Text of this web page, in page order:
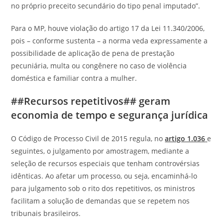
no próprio preceito secundário do tipo penal imputado”.
Para o MP, houve violação do artigo 17 da Lei 11.340/2006,
pois – conforme sustenta – a norma veda expressamente a
possibilidade de aplicação de pena de prestação
pecuniária, multa ou congênere no caso de violência
doméstica e familiar contra a mulher.
##Recursos repetitivos## geram
economia de tempo e segurança jurídica
O Código de Processo Civil de 2015 regula, noartigo 1.036 e
seguintes, o julgamento por amostragem, mediante a
seleção de recursos especiais que tenham controvérsias
idênticas. Ao afetar um processo, ou seja, encaminhá-lo
para julgamento sob o rito dos repetitivos, os ministros
facilitam a solução de demandas que se repetem nos
tribunais brasileiros.